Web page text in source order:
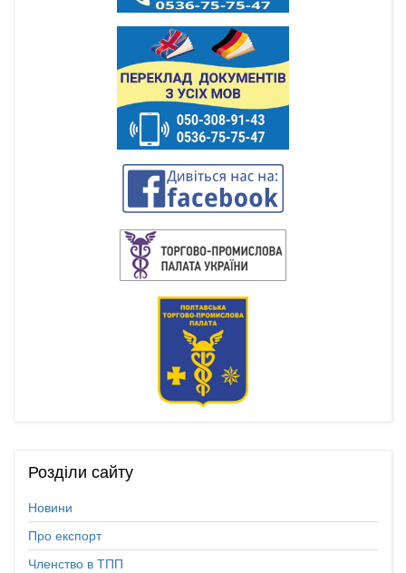
Розділи сайту
Новини
Про експорт
Членство в ТПП